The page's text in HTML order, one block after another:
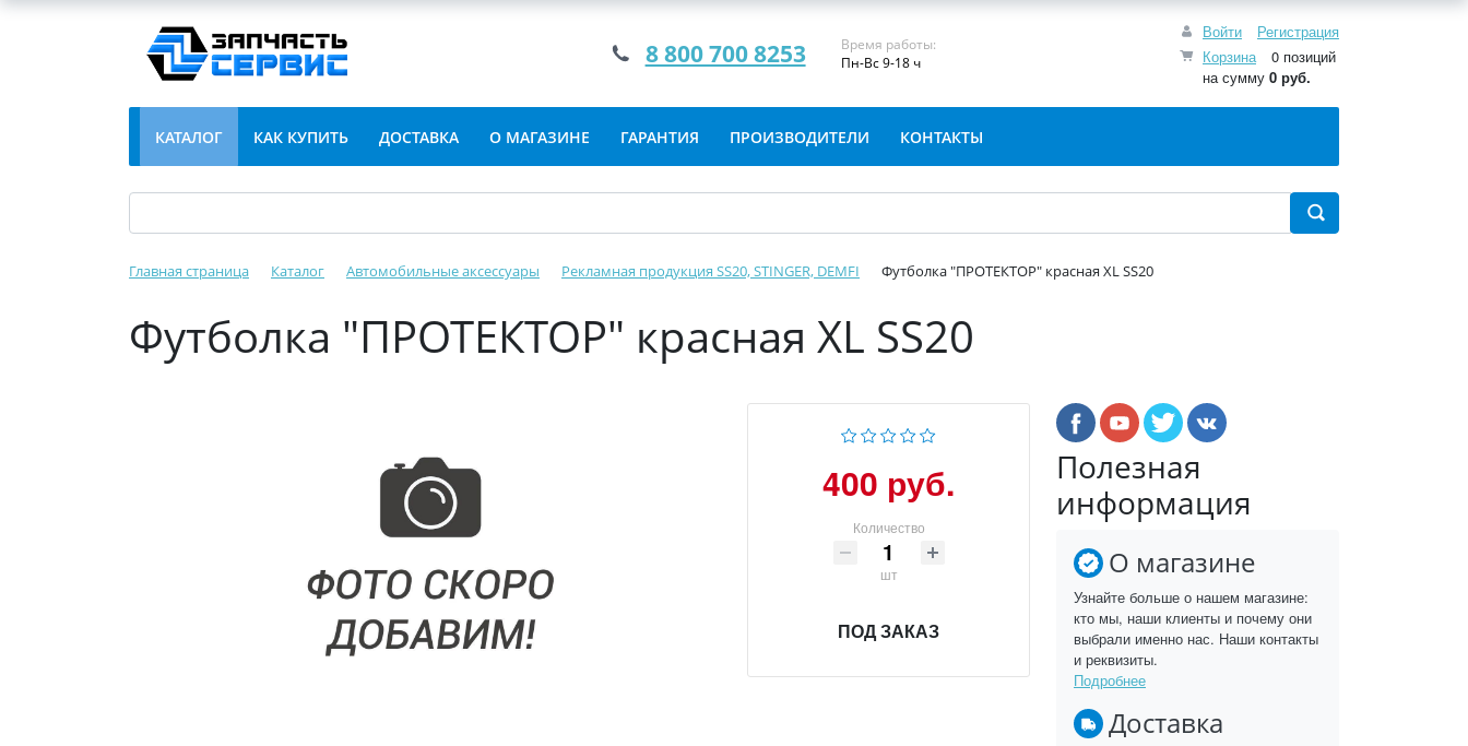
Войти
Регистрация
Корзина
0 позиций
на сумму 0 руб.
8 800 700 8253
Время работы:
Пн-Вс 9-18 ч
КАТАЛОГ КАК КУПИТЬ ДОСТАВКА О МАГАЗИНЕ ГАРАНТИЯ ПРОИЗВОДИТЕЛИ КОНТАКТЫ
Главная страница Каталог Автомобильные аксессуары Рекламная продукция SS20, STINGER, DEMFI Футболка "ПРОТЕКТОР" красная ХL SS20
Футболка "ПРОТЕКТОР" красная ХL SS20
400 руб.
Количество
шт
ПОД ЗАКАЗ
Полезная
информация
О магазине
Узнайте больше о нашем магазине:
кто мы, наши клиенты и почему они
выбрали именно нас. Наши контакты
и реквизиты.
Подробнее
Доставка